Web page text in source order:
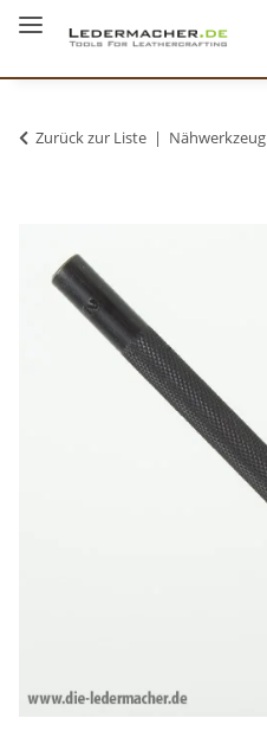
Zurück zur Liste Nähwerkzeug